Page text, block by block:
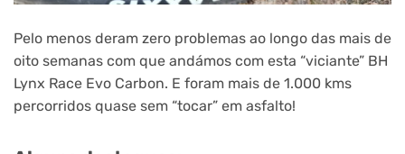
Pelo menos deram zero problemas ao longo das mais de
oito semanas com que andámos com esta “viciante” BH
Lynx Race Evo Carbon. E foram mais de 1.000 kms
percorridos quase sem “tocar” em asfalto!